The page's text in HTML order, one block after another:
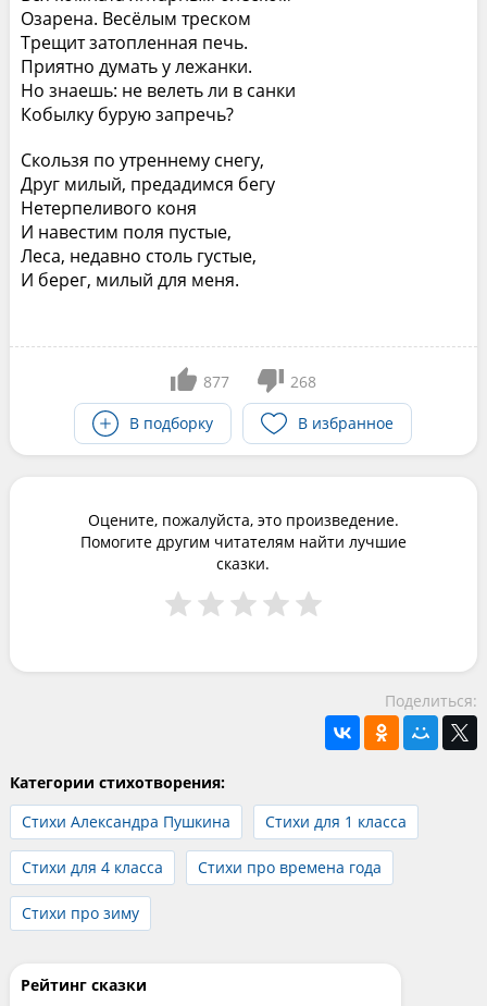
Озарена. Весёлым треском
Трещит затопленная печь.
Приятно думать у лежанки.
Но знаешь: не велеть ли в санки
Кобылку бурую запречь?
Скользя по утреннему снегу,
Друг милый, предадимся бегу
Нетерпеливого коня
И навестим поля пустые,
Леса, недавно столь густые,
И берег, милый для меня.
877
268
В подборку
В избранное
Оцените, пожалуйста, это произведение.
Помогите другим читателям найти лучшие
сказки.
Поделиться:
Категории стихотворения:
Стихи Александра Пушкина
Стихи для 1 класса
Стихи для 4 класса Стихи про времена года
Стихи про зиму
Рейтинг сказки